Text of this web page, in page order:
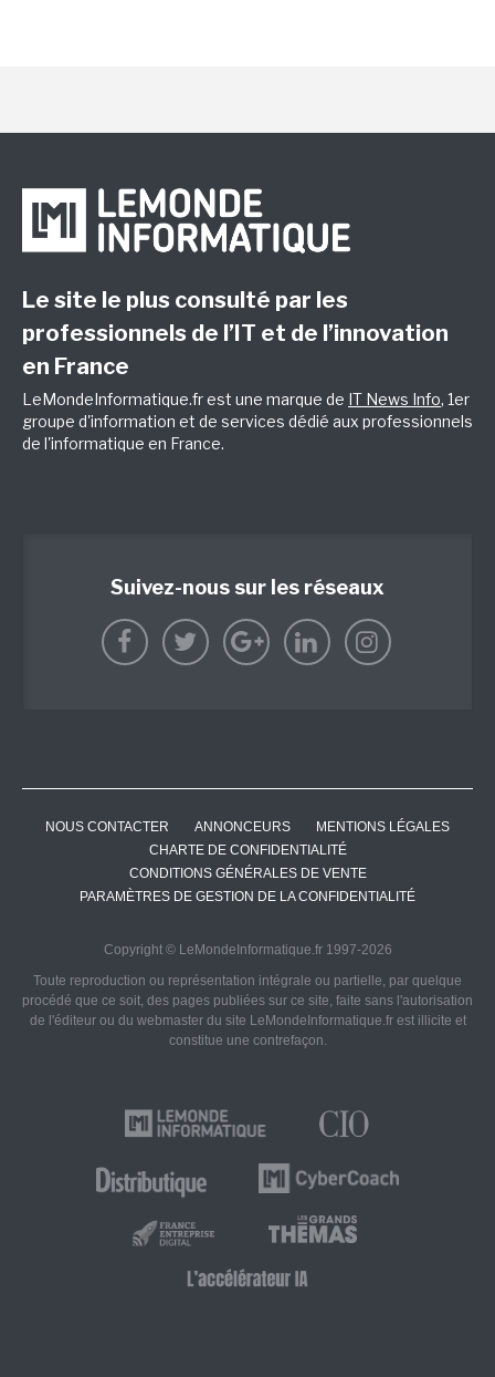
Le site le plus consulté par les
professionnels de l’IT et de l’innovation
en France
LeMondeInformatique.fr est une marque de IT News Info, 1er
groupe d'information et de services dédié aux professionnels
de l'informatique en France.
Suivez-nous sur les réseaux
NOUS CONTACTER ANNONCEURS
MENTIONS LÉGALES
CHARTE DE CONFIDENTIALITÉ
CONDITIONS GÉNÉRALES DE VENTE
PARAMÈTRES DE GESTION DE LA CONFIDENTIALITÉ
Copyright © LeMondeInformatique.fr 1997-2026
Toute reproduction ou représentation intégrale ou partielle, par quelque
procédé que ce soit, des pages publiées sur ce site, faite sans l'autorisation
de l'éditeur ou du webmaster du site LeMondeInformatique.fr est illicite et
constitue une contrefaçon.